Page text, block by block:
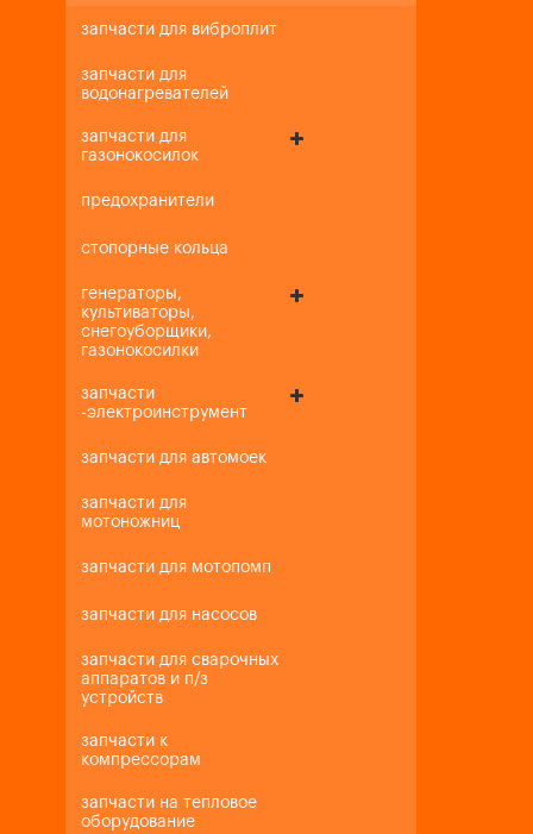
запчасти для виброплит
запчасти для
водонагревателей
запчасти для
газонокосилок
предохранители
стопорные кольца
генераторы,
культиваторы,
снегоуборщики,
газонокосилки
запчасти
-электроинструмент
запчасти для автомоек
запчасти для
мотоножниц
запчасти для мотопомп
запчасти для насосов
запчасти для сварочных
аппаратов и п/з
устройств
запчасти к
компрессорам
запчасти на тепловое
оборудование